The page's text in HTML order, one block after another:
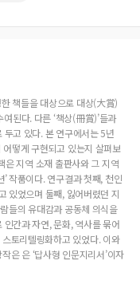
책들을 대상으로 대상(大賞)
된다. 다른 ‘책상(冊賞)’들과
두고 있다. 본 연구에서는 5년
떻게 구현되고 있는지 살펴보
은 지역 소재 출판사와 그 지역
작품이다. 연구결과 첫째, 천인
있었으며 둘째, 잃어버렸던 지
들의 유대감과 공동체 의식을
간과 자연, 문화, 역사를 묶어
토리텔링화하고 있었다. 이와
은 은 ‘답사형 인문지리서’이자